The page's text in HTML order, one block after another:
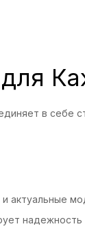
в себе
актуальные
надежность